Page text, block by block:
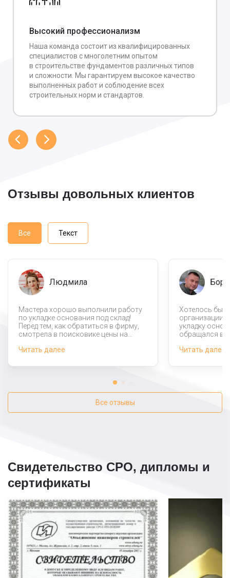
Высокий профессионализм
Наша команда состоит из квалифицированных
специалистов с многолетним опытом
в строительстве фундаментов различных типов
и сложности. Мы гарантируем высокое качество
выполненных работ и соблюдение всех
строительных норм и стандартов.
Отзывы довольных клиентов
Все Текст
Людмила
Мастера хорошо выполнили работу
по укладке основания под склад!
Перед тем, как обратиться в фирму,
смотрела в поисковике цены на
удивлена. К счастью, в этой
гораздо выгодную цену.
Читать далее
Хотелось бы
организации
укладку
обращался в
Результатом
Читать далее
Все отзывы
Свидетельство СРО, дипломы и
сертификаты